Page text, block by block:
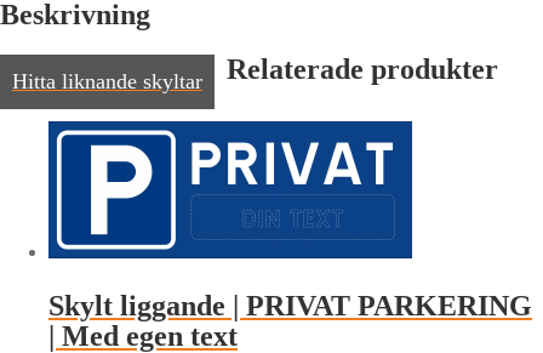
Beskrivning
Hitta liknande skyltar Relaterade produkter
Skylt liggande | PRIVAT PARKERING
| Med egen text